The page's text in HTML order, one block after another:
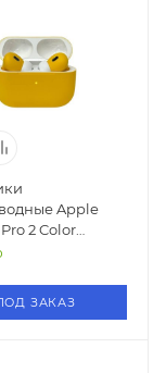
Apple
2 Color
ЗАКАЗ